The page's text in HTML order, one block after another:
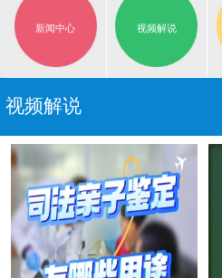
新闻中心 视频解说
视频解说